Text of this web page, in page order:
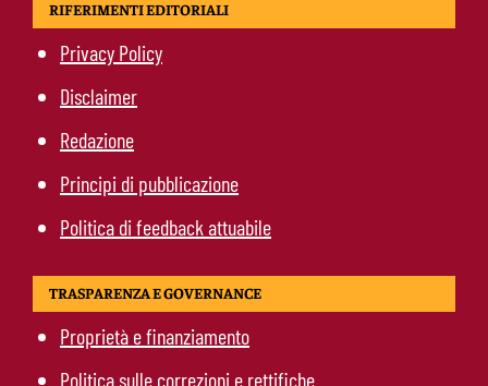
RIFERIMENTI EDITORIALI
Privacy Policy
Disclaimer
Redazione
Principi di pubblicazione
Politica di feedback attuabile
TRASPARENZA E GOVERNANCE
Proprietà e finanziamento
Politica sulle correzioni e rettifiche